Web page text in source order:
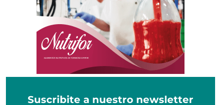
Suscribite a nuestro newsletter